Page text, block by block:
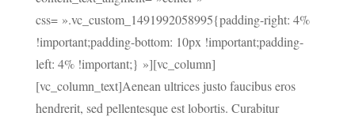
css= ».vc_custom_1491992058995{padding-right: 4%
!important;padding-bottom: 10px !important;padding-
left: 4% !important;} »][vc_column]
[vc_column_text]Aenean ultrices justo faucibus eros
hendrerit, sed pellentesque est lobortis. Curabitur